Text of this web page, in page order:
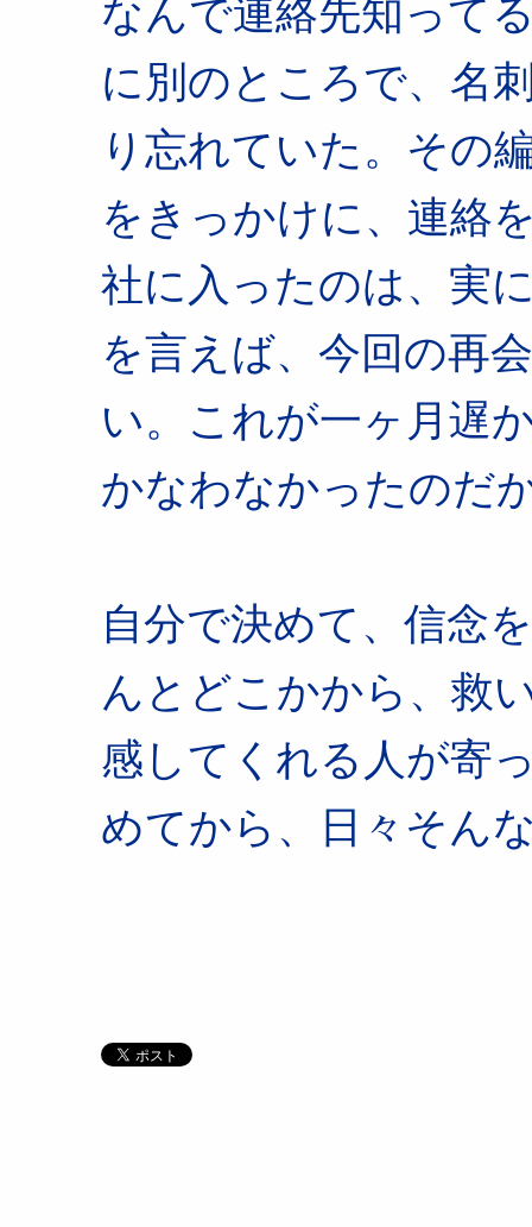
なんで連絡先知って
に別のところで、名
り忘れていた。その
をきっかけに、連絡
社に入ったのは、実
を言えば、今回の再
い。これが一ヶ月遅
かなわなかったのだ
自分で決めて、信念
んとどこかから、救
感してくれる人が寄
めてから、日々そん